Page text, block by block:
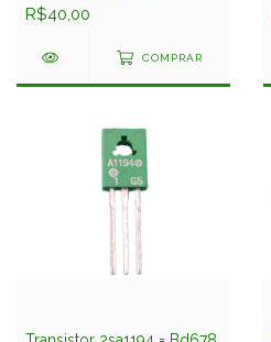
R$40,00
COMPRAR